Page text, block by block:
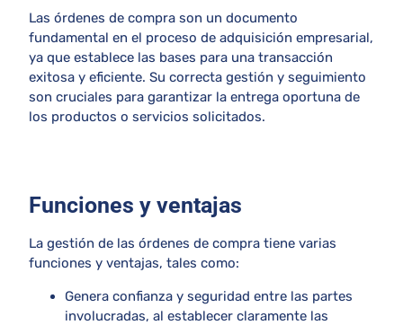
Las órdenes de compra son un documento
fundamental en el proceso de adquisición empresarial,
ya que establece las bases para una transacción
exitosa y eficiente. Su correcta gestión y seguimiento
son cruciales para garantizar la entrega oportuna de
los productos o servicios solicitados.
Funciones y ventajas
La gestión de las órdenes de compra tiene varias
funciones y ventajas, tales como:
Genera confianza y seguridad entre las partes
involucradas, al establecer claramente las